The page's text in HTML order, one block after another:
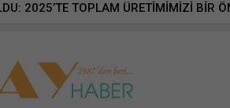
2025’TE TOPLAM ÜRETİMİMİZİ BİR